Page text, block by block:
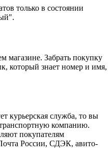
только в состоянии
магазине. Забрать покупку
который знает номер и имя,
курьерская служба, то вы
транспортную компанию.
покупателям
России, СДЭК, авито-